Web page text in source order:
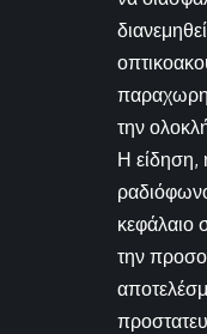
την
Η είδηση,
κεφάλαιο
την